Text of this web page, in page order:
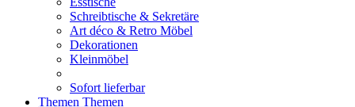
Schreibtische & Sekretäre
Art déco & Retro Möbel
Dekorationen
Kleinmöbel
Sofort lieferbar
Themen Themen